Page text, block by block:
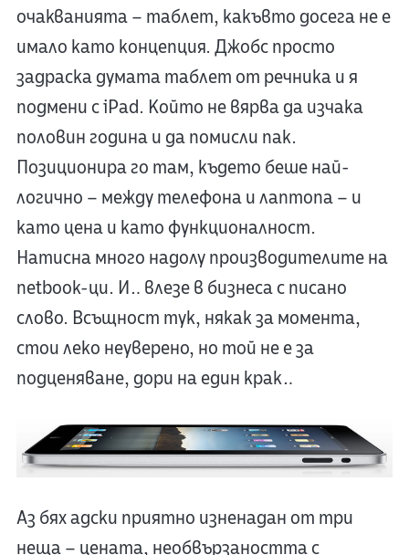
очакванията – таблет, какъвто досега не е
имало като концепция. Джобс просто
задраска думата таблет от речника и я
подмени с iPad. Който не вярва да изчака
половин година и да помисли пак.
Позиционира го там, където беше най-
логично – между телефона и лаптопа – и
като цена и като функционалност.
Натисна много надолу производителите на
netbook-ци. И… влезе в бизнеса с писано
слово. Всъщност тук, някак за момента,
стои леко неуверено, но той не е за
подценяване, дори на един крак…
Аз бях адски приятно изненадан от три
неща – цената, необвързаността с